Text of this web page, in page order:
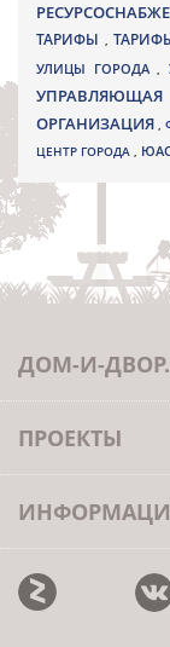
ТАРИФЫ ,
УЛИЦЫ ГОРОДА ,
ОРГАНИЗАЦИЯ,
ЦЕНТР ГОРОДА ,
ДОМ-И-
ПРОЕКТЫ